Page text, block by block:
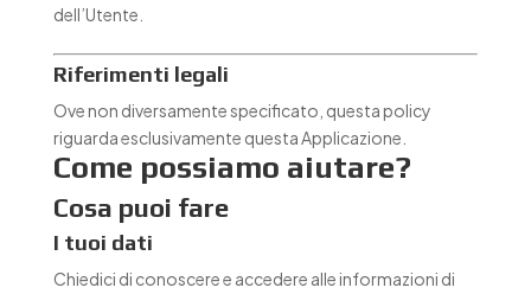
dell’Utente.
Riferimenti legali
Ove non diversamente specificato, questa policy
riguarda esclusivamente questa Applicazione.
Come possiamo aiutare?
Cosa puoi fare
I tuoi dati
Chiedici di conoscere e accedere alle informazioni di